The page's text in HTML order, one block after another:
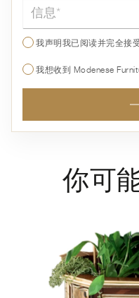
信息*
我声明我已阅读并完全接
我想收到 Modenese
你可